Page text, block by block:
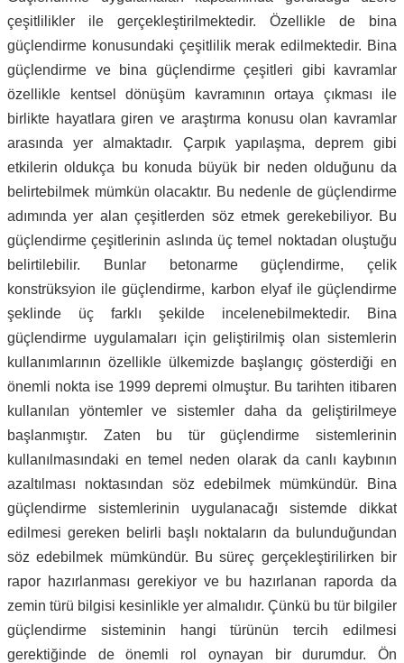
çeşitlilikler ile gerçekleştirilmektedir. Özellikle de bina
güçlendirme konusundaki çeşitlilik merak edilmektedir. Bina
güçlendirme ve bina güçlendirme çeşitleri gibi kavramlar
özellikle kentsel dönüşüm kavramının ortaya çıkması ile
birlikte hayatlara giren ve araştırma konusu olan kavramlar
arasında yer almaktadır. Çarpık yapılaşma, deprem gibi
etkilerin oldukça bu konuda büyük bir neden olduğunu da
belirtebilmek mümkün olacaktır. Bu nedenle de güçlendirme
adımında yer alan çeşitlerden söz etmek gerekebiliyor. Bu
güçlendirme çeşitlerinin aslında üç temel noktadan oluştuğu
belirtilebilir. Bunlar betonarme güçlendirme, çelik
konstrüksyion ile güçlendirme, karbon elyaf ile güçlendirme
şeklinde üç farklı şekilde incelenebilmektedir. Bina
güçlendirme uygulamaları için geliştirilmiş olan sistemlerin
kullanımlarının özellikle ülkemizde başlangıç gösterdiği en
önemli nokta ise 1999 depremi olmuştur. Bu tarihten itibaren
kullanılan yöntemler ve sistemler daha da geliştirilmeye
başlanmıştır. Zaten bu tür güçlendirme sistemlerinin
kullanılmasındaki en temel neden olarak da canlı kaybının
azaltılması noktasından söz edebilmek mümkündür. Bina
güçlendirme sistemlerinin uygulanacağı sistemde dikkat
edilmesi gereken belirli başlı noktaların da bulunduğundan
söz edebilmek mümkündür. Bu süreç gerçekleştirilirken bir
rapor hazırlanması gerekiyor ve bu hazırlanan raporda da
zemin türü bilgisi kesinlikle yer almalıdır. Çünkü bu tür bilgiler
güçlendirme sisteminin hangi türünün tercih edilmesi
gerektiğinde de önemli rol oynayan bir durumdur. Ön